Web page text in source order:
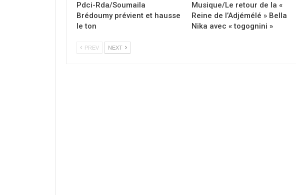
Pdci-Rda/Soumaila
Brédoumy prévient et hausse
le ton
Musique/Le retour de la «
Reine de l’Adjémélé » Bella
Nika avec « togognini »
PREV NEXT